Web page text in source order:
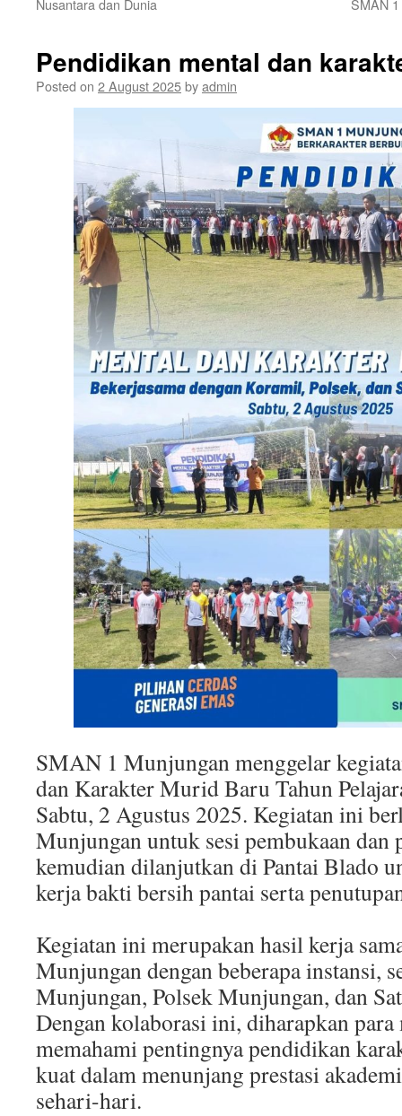
Nusantara dan Dunia
SMAN
Pendidikan mental dan
Posted on 2 August 2025byadmin
SMAN 1 Munjungan menggelar
dan Karakter Murid Baru Tahun
Sabtu, 2 Agustus 2025. Kegiatan ini
Munjungan untuk sesi pembukaan dan
kemudian dilanjutkan di Pantai Blado
kerja bakti bersih pantai serta
Kegiatan ini merupakan hasil kerja
Munjungan dengan beberapa instansi,
Munjungan, Polsek Munjungan, dan
Dengan kolaborasi ini, diharapkan
memahami pentingnya pendidikan
kuat dalam menunjang prestasi
sehari-hari.